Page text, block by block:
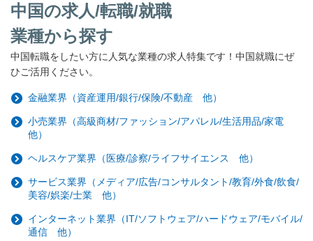
中国の求人/転職/就職
業種から探す
中国転職をしたい方に人気な業種の求人特集です！中国就職にぜ
ひご活用ください。
金融業界（資産運用/銀行/保険/不動産 他）
小売業界（高級商材/ファッション/アパレル/生活用品/家電
他）
ヘルスケア業界（医療/診察/ライフサイエンス 他）
サービス業界（メディア/広告/コンサルタント/教育/外食/飲食/
美容/娯楽/士業 他）
インターネット業界（IT/ソフトウェア/ハードウェア/モバイル/
通信 他）